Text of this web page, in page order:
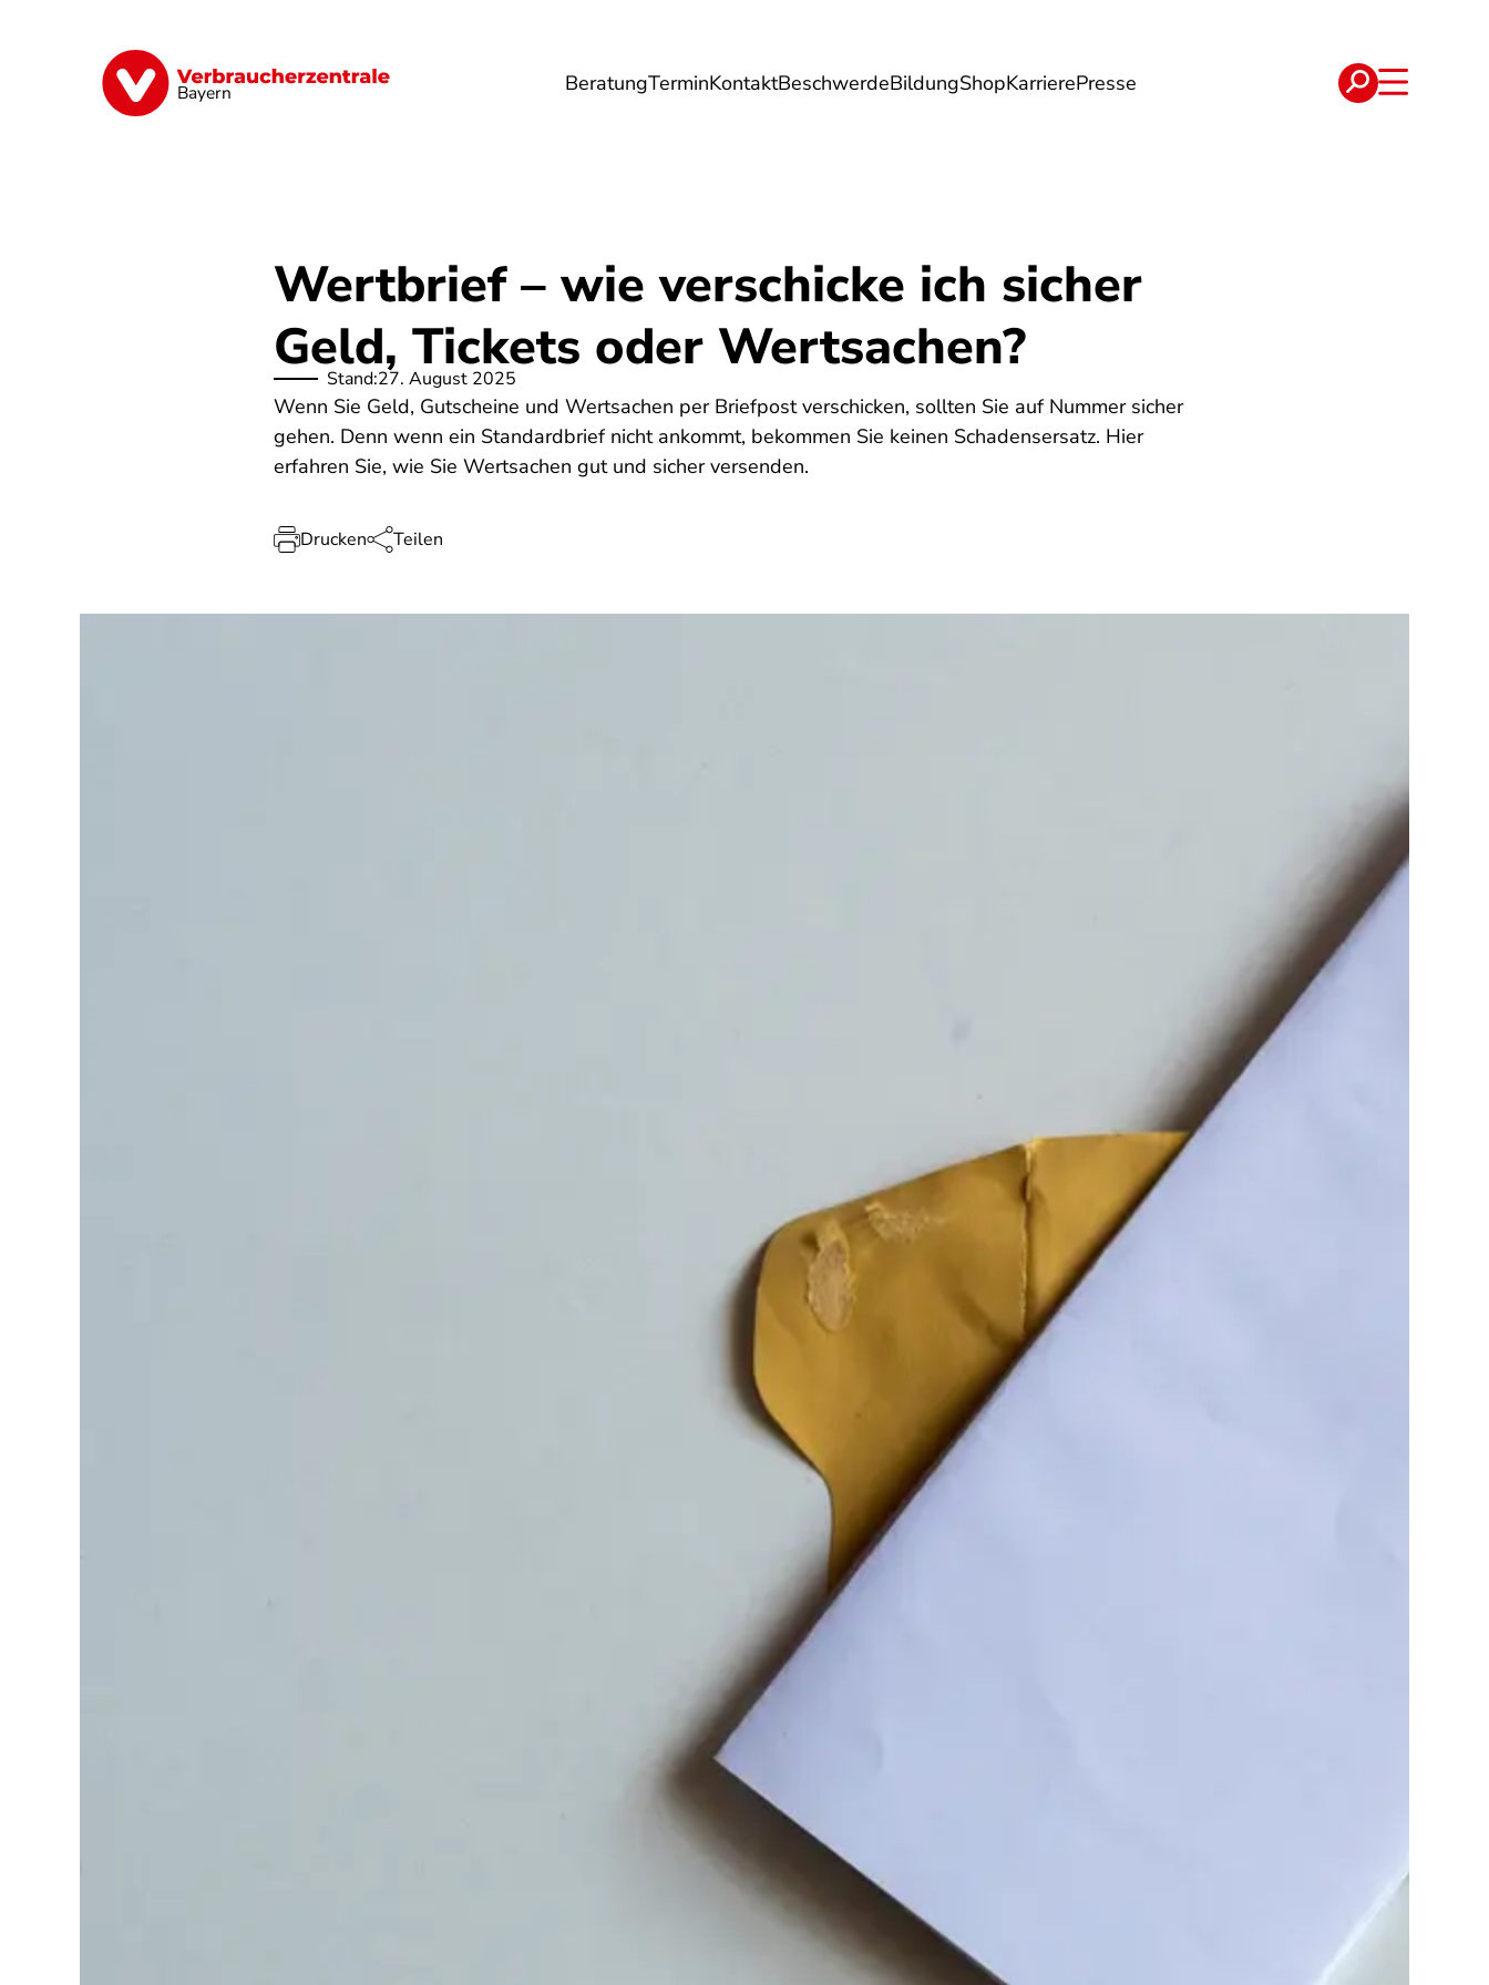
Bayern BeratungTerminKontaktBeschwerdeBildungShopKarrierePresse
Finanzen Digitales Lebensmittel Umwelt Gesundheit Energie Reise Verträge
Wertbrief – wie verschicke ich sicher
Geld, Tickets oder Wertsachen?
Stand:27. August 2025
Wenn Sie Geld, Gutscheine und Wertsachen per Briefpost verschicken, sollten Sie auf Nummer sicher
gehen. Denn wenn ein Standardbrief nicht ankommt, bekommen Sie keinen Schadensersatz. Hier
erfahren Sie, wie Sie Wertsachen gut und sicher versenden.
Drucken Teilen